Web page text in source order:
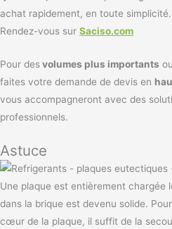
achat rapidement, en toute simplicité.
Rendez-vous sur Saciso.com
Pour desvolumes plus importants
faites votre demande de devis en
vous accompagneront avec des
professionnels.
Astuce
Une plaque est entièrement chargée
dans la brique est devenu solide.
cœur de la plaque, il suffit de la